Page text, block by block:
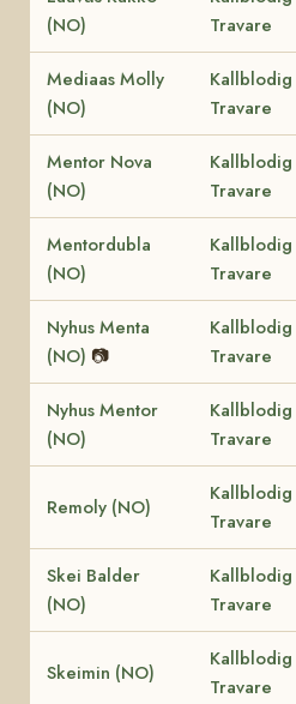
(NO)
Travare
Mediaas Molly
(NO)
Kallblodig
Travare
Mentor Nova
(NO)
Kallblodig
Travare
Mentordubla
(NO)
Kallblodig
Travare
Nyhus Menta
(NO) 📷
Kallblodig
Travare
Nyhus Mentor
(NO)
Kallblodig
Travare
Remoly (NO)
Kallblodig
Travare
Skei Balder
(NO)
Kallblodig
Travare
Skeimin (NO)
Kallblodig
Travare